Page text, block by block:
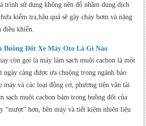
trình sử dụng không nên đổ nhầm dung dịch
kiểm tra,hậu quả sẽ gây cháy bơm và nặng
điều khiển.
Buồng Đốt Xe Máy Oto Là Gì Nào
còn gọi là máy làm sạch muội cacbon là một
ngày càng được ưa chuộng trong ngành bảo
máy và các loại động cơ, phương tiện vận tải
sạch muôi cacbon bám trong buồng đốt của
“mượt” hơn, bền máy và tiết kiệm nhiên liệu